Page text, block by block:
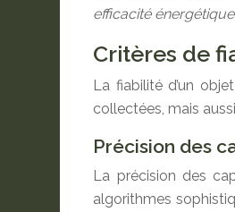
efficacité énergétique
Critères de
La fiabilité d’un
collectées, mais
Précision des
La précision des
algorithmes